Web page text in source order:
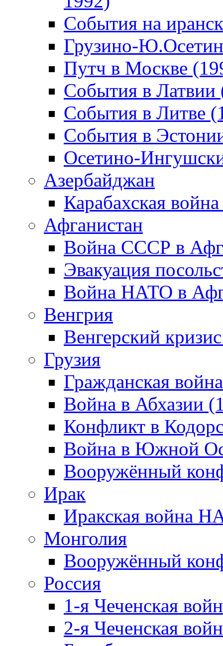
События на
Грузино-
Путч в Москве
События в Латвии
События в Литве
События в
Осетино-
Азербайджан
Карабахская
Афганистан
Война СССР в
Эвакуация
Война НАТО в
Венгрия
Венгерский
Грузия
Гражданская
Война в Абхазии
Конфликт в
Война в Южной
Вооружённый
Ирак
Иракская война
Монголия
Вооружённый
Россия
1-я Чеченская
2-я Чеченская